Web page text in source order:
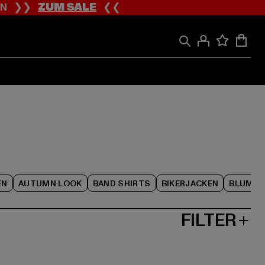
❯❯ZUM SALE❮❮
AUTUMN LOOK BAND SHIRTS BIKERJACKEN
FILTER